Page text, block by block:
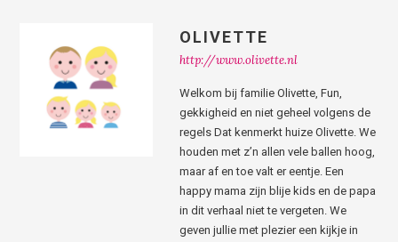
OLIVETTE
http://www.olivette.nl
Welkom bij familie Olivette, Fun,
gekkigheid en niet geheel volgens de
regels Dat kenmerkt huize Olivette. We
houden met z’n allen vele ballen hoog,
maar af en toe valt er eentje. Een
happy mama zijn blije kids en de papa
in dit verhaal niet te vergeten. We
geven jullie met plezier een kijkje in